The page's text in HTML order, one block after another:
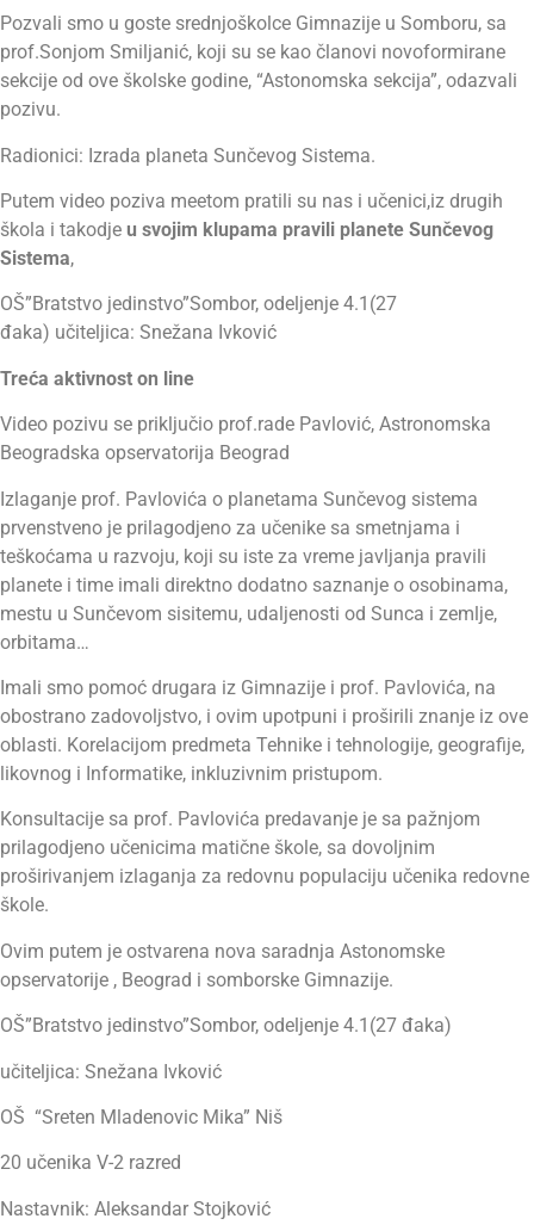
Pozvali smo u goste srednjoškolce Gimnazije u Somboru, sa
prof.Sonjom Smiljanić, koji su se kao članovi novoformirane
sekcije od ove školske godine, “Astonomska sekcija”, odazvali
pozivu.
Radionici: Izrada planeta Sunčevog Sistema.
Putem video poziva meetom pratili su nas i učenici,iz drugih
škola i takodje u svojim klupama pravili planete Sunčevog
Sistema,
OŠ”Bratstvo jedinstvo”Sombor, odeljenje 4.1(27
đaka) učiteljica: Snežana Ivković
Treća aktivnost on line
Video pozivu se priključio prof.rade Pavlović, Astronomska
Beogradska opservatorija Beograd
Izlaganje prof. Pavlovića o planetama Sunčevog sistema
prvenstveno je prilagodjeno za učenike sa smetnjama i
teškoćama u razvoju, koji su iste za vreme javljanja pravili
planete i time imali direktno dodatno saznanje o osobinama,
mestu u Sunčevom sisitemu, udaljenosti od Sunca i zemlje,
orbitama…
Imali smo pomoć drugara iz Gimnazije i prof. Pavlovića, na
obostrano zadovoljstvo, i ovim upotpuni i proširili znanje iz ove
oblasti. Korelacijom predmeta Tehnike i tehnologije, geografije,
likovnog i Informatike, inkluzivnim pristupom.
Konsultacije sa prof. Pavlovića predavanje je sa pažnjom
prilagodjeno učenicima matične škole, sa dovoljnim
proširivanjem izlaganja za redovnu populaciju učenika redovne
škole.
Ovim putem je ostvarena nova saradnja Astonomske
opservatorije , Beograd i somborske Gimnazije.
OŠ”Bratstvo jedinstvo”Sombor, odeljenje 4.1(27 đaka)
učiteljica: Snežana Ivković
OŠ “Sreten Mladenovic Mika” Niš
20 učenika V-2 razred
Nastavnik: Aleksandar Stojković